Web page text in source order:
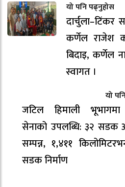
यो पनि पढ्नुहोस
कर्णेल राजेश
बिदाइ, कर्णेल
स्वागत ।
यो
जटिल हिमाली भूभागमा
सेनाको उपलब्धि: ३२ सडक
सम्पन्न, १,४११
सडक निर्माण